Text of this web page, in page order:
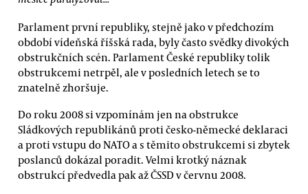
Parlament první republiky, stejně jako v předchozím
období vídeňská říšská rada, byly často svědky divokých
obstrukčních scén. Parlament České republiky tolik
obstrukcemi netrpěl, ale v posledních letech se to
znatelně zhoršuje.
Do roku 2008 si vzpomínám jen na obstrukce
Sládkových republikánů proti česko-německé deklaraci
a proti vstupu do NATO a s těmito obstrukcemi si zbytek
poslanců dokázal poradit. Velmi krotký náznak
obstrukcí předvedla pak až ČSSD v červnu 2008.